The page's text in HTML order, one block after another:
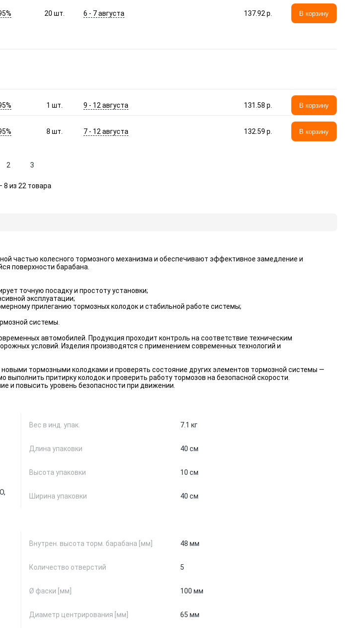
20шт. 6 - 7 августа 137.92 p. В корзину
1шт. 9 - 12 августа 131.58 p. В корзину
8шт. 7 - 12 августа 132.59 p. В корзину
2 3
8 из 22 товара
частью колесного тормозного механизма и обеспечивают эффективное замедление и
поверхности барабана.
точную посадку и простоту установки;
эксплуатации;
прилеганию тормозных колодок и стабильной работе системы;
системы.
автомобилей. Продукция проходит контроль на соответствие техническим
условий. Изделия производятся с применением современных технологий и
новыми тормозными колодками и проверять состояние других элементов тормозной системы —
притирку колодок и проверить работу тормозов на безопасной скорости.
и повысить уровень безопасности при движении.
Вес в инд. упак. 7.1 кг
Длина упаковки 40 см
Высота упаковки 10 см
Ширина упаковки 40 см
Внутрен. высота торм. барабана [мм] 48 мм
Количество отверстий 5
Ø фаски [мм] 100 мм
Диаметр центрирования [мм] 65 мм